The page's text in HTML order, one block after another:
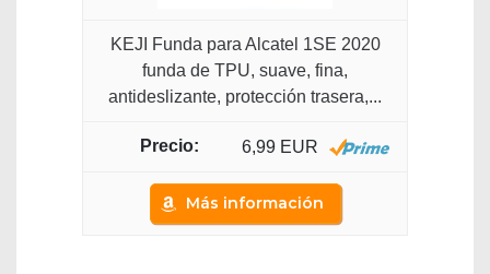
KEJI Funda para Alcatel 1SE 2020
funda de TPU, suave, fina,
antideslizante, protección trasera,...
6,99 EUR
Más información